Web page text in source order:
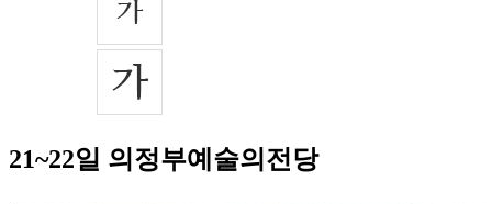
21~22일 의정부예술의전당